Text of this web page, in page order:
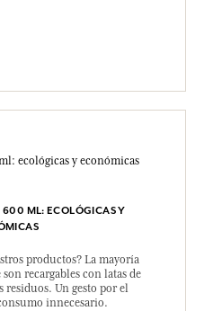
600 ML: ECOLÓGICAS Y
productos? La mayoría
recargables con latas de
Un gesto por el
innecesario.